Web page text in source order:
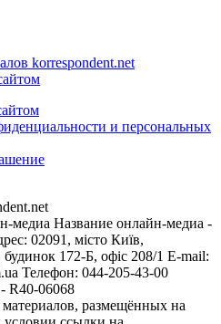
korrespondent.net
и персональных
медиа Название онлайн-медиа -
02091, місто Київ,
172-Б, офіс 208/1 E-mail:
Телефон: 044-205-43-00
R40-06068
размещённых на